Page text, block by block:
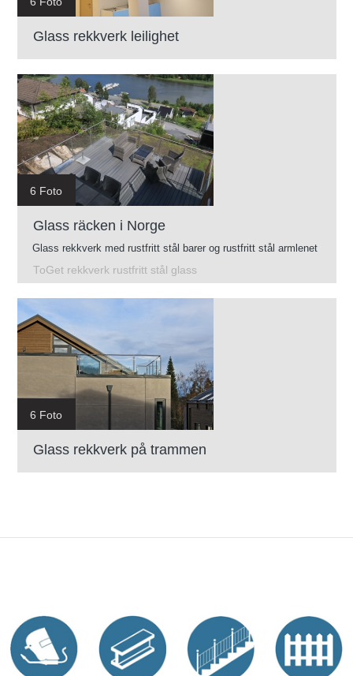
Glass rekkverk leilighet
6 Foto
Glass räcken i Norge
Glass rekkverk med rustfritt stål barer og rustfritt stål armlenet
ToGet rekkverk rustfritt stål glass
6 Foto
Glass rekkverk på trammen